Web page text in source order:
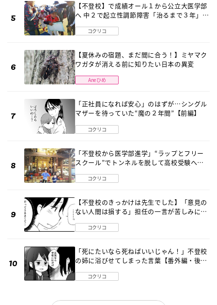
【不登校】で成績オール１から公立大医学部
へ 中２で起立性調節障害「治るまで３年」の
コクリコ
【夏休みの宿題、まだ間に合う！】ミヤマク
ワガタが消える前に知りたい日本の異変
Aneひめ
「正社員になれば安心」のはずが…シングル
マザーを待っていた“魔の２年間”【前編】
コクリコ
「不登校から医学部進学」“ラップとフリー
スクール”でトンネルを脱して高校受験へ
コクリコ
【不登校のきっかけは先生でした】「意見の
ない人間は損する」担任の一言が苦しみに…
コクリコ
「死にたいなら死ねばいいじゃん！」不登校
の姉に浴びせてしまった言葉【番外編・後
コクリコ